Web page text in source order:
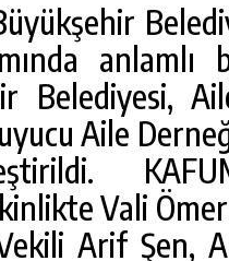
Belediyesi,
Aile
Vali
Arif Şen,
AKIŞI
KUR’AN KURSU
GEZISI.